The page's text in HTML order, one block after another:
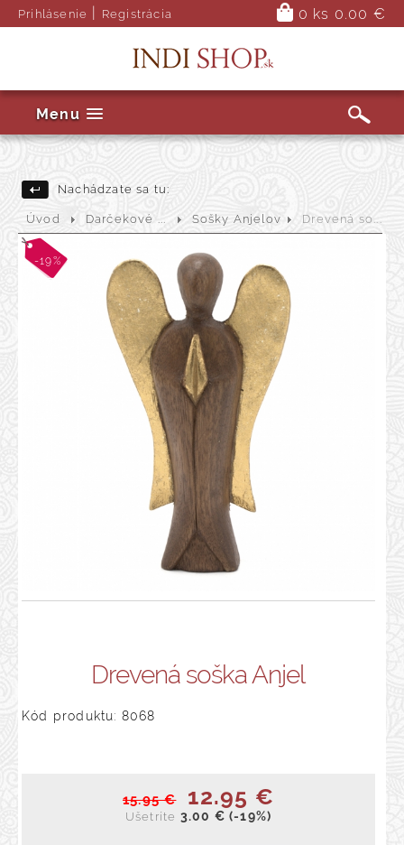
Prihlásenie Registrácia 0 ks 0.00 €
Menu
Nachádzate sa tu:
Úvod Darčekové ... Sošky Anjelov Drevená so...
-19%
Drevená soška Anjel
Kód produktu: 8068
15.95 € 12.95 €
Ušetríte 3.00 € (-19%)